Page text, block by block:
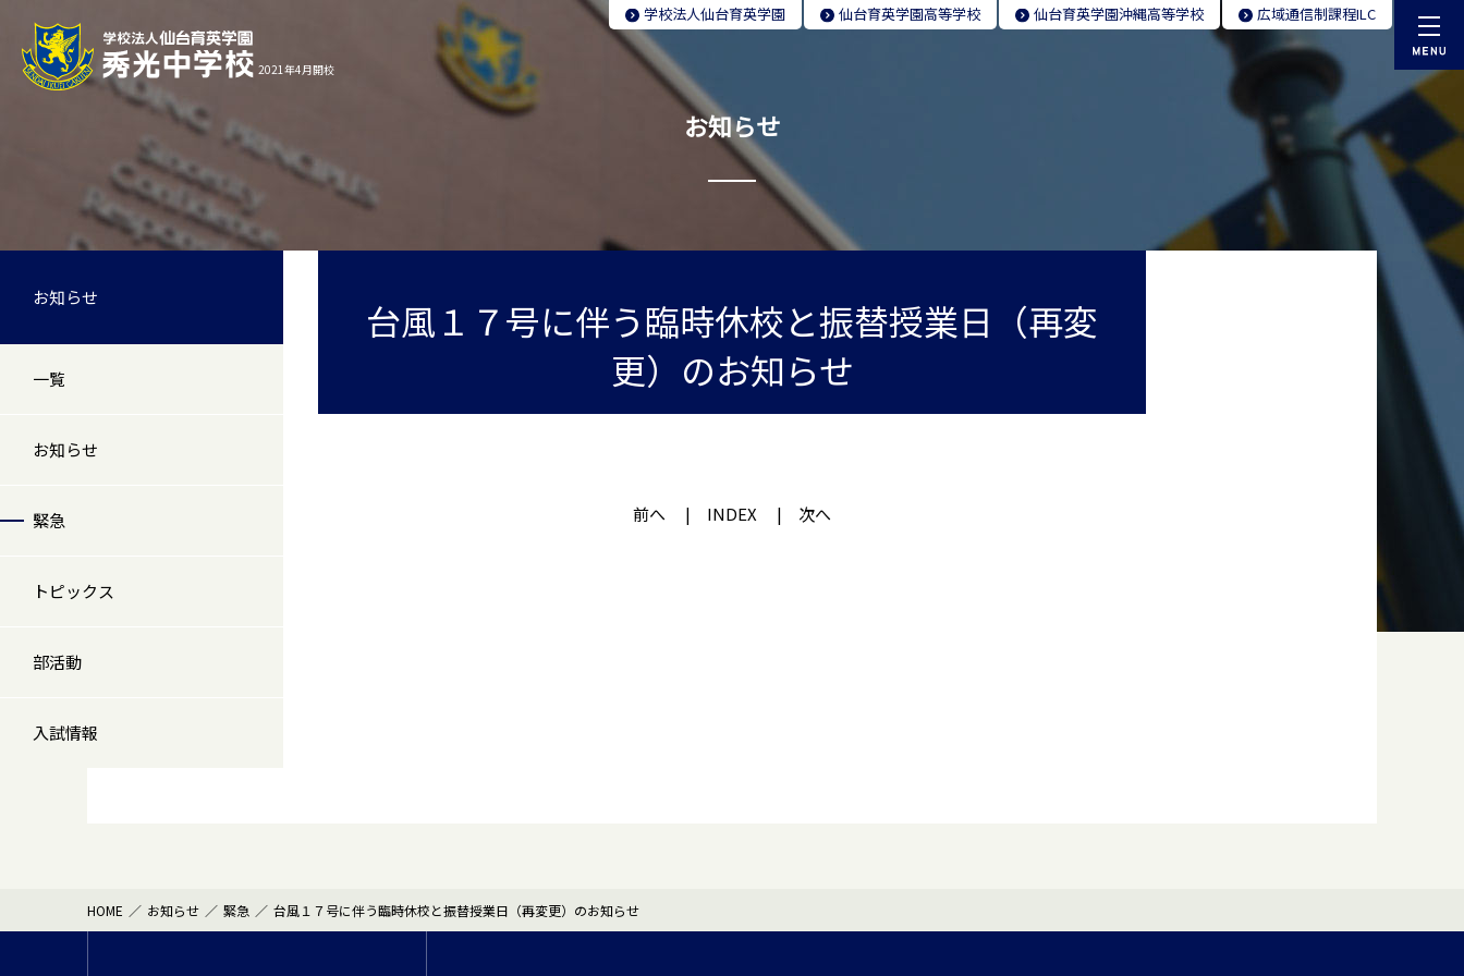
学校法人仙台育英学園 仙台育英学園高等学校 仙台育英学園沖縄高等学校 広域通信制課程ILC
2021年4月開校
お知らせ
台風１７号に伴う臨時休校と振替授業日（再変
更）のお知らせ
前へ INDEX 次へ
お知らせ
一覧
お知らせ
緊急
トピックス
部活動
入試情報
HOME お知らせ 緊急 台風１７号に伴う臨時休校と振替授業日（再変更）のお知らせ